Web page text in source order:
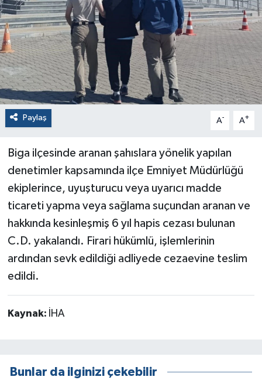
Paylaş A- A+
Biga ilçesinde aranan şahıslara yönelik yapılan
denetimler kapsamında ilçe Emniyet Müdürlüğü
ekiplerince, uyuşturucu veya uyarıcı madde
ticareti yapma veya sağlama suçundan aranan ve
hakkında kesinleşmiş 6 yıl hapis cezası bulunan
C.D. yakalandı. Firari hükümlü, işlemlerinin
ardından sevk edildiği adliyede cezaevine teslim
edildi.
Kaynak: İHA
Bunlar da ilginizi çekebilir